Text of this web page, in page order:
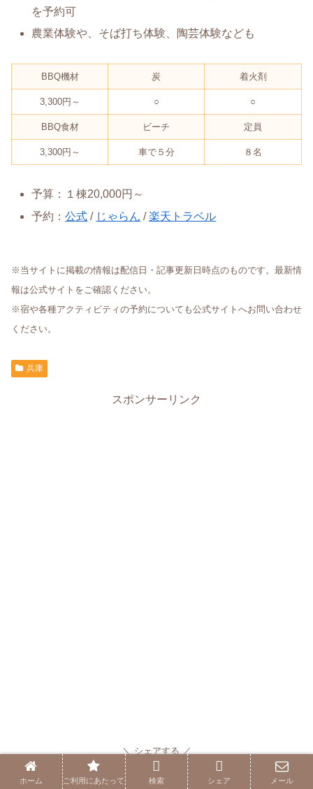
を予約可
農業体験や、そば打ち体験、陶芸体験なども
BBQ機材 炭 着火剤
3,300円～ ○ ○
BBQ食材 ビーチ 定員
3,300円～ 車で５分 ８名
予算：１棟20,000円～
予約：公式 / じゃらん /楽天トラベル
※当サイトに掲載の情報は配信日・記事更新日時点のものです。最新情
報は公式サイトをご確認ください。
※宿や各種アクティビティの予約についても公式サイトへお問い合わせ
ください。
兵庫
スポンサーリンク
シェアする
ホーム ご利用にあたって 検索 シェア メール